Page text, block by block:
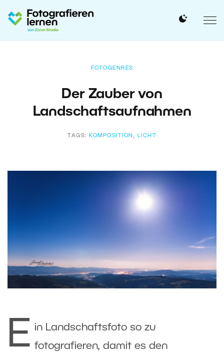
FOTOGENRES
Der Zauber von
Landschaftsaufnahmen
TAGS: KOMPOSITION , LICHT
E in Landschaftsfoto so zu
fotografieren, damit es den